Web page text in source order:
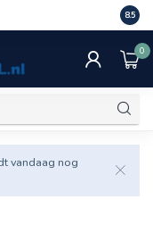
Veel
8.5
0
vandaag nog